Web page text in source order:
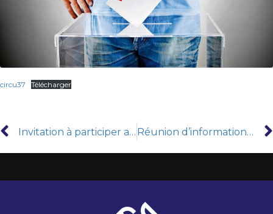
circu37 Télécharger
Invitation à participer au deuxième colloque international de l’école doctorale » L’art de la persuasion: ses fondements et ses méthodes » Réunion d’information et prise de contact avec les étudiants L1 Département de Sociologie